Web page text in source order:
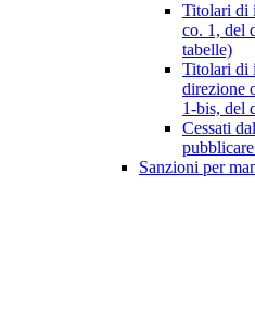
Titolari di
co. 1, del
tabelle)
Titolari di
direzione
1-bis, del
Cessati
Sanzioni per